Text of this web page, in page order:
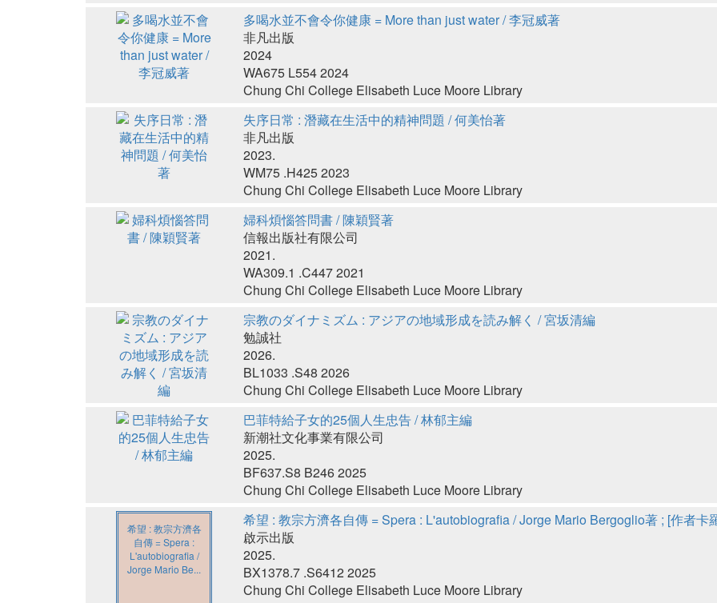
多喝水並不會令你健康 = More than just water / 李冠威著
非凡出版
2024
WA675 L554 2024
Chung Chi College Elisabeth Luce Moore Library
失序日常 : 潛藏在生活中的精神問題 / 何美怡著
非凡出版
2023.
WM75 .H425 2023
Chung Chi College Elisabeth Luce Moore Library
婦科煩惱答問書 / 陳穎賢著
信報出版社有限公司
2021.
WA309.1 .C447 2021
Chung Chi College Elisabeth Luce Moore Library
宗教のダイナミズム : アジアの地域形成を読み解く / 宮坂清編
勉誠社
2026.
BL1033 .S48 2026
Chung Chi College Elisabeth Luce Moore Library
巴菲特給子女的25個人生忠告 / 林郁主編
新潮社文化事業有限公司
2025.
BF637.S8 B246 2025
Chung Chi College Elisabeth Luce Moore Library
希望 : 教宗方濟各
自傳 = Spera :
L'autobiografia /
Jorge Mario Be...
希望 : 教宗方濟各自傳 = Spera : L'autobiografia / Jorge Mario Bergoglio著 ; [作者卡
啟示出版
2025.
BX1378.7 .S6412 2025
Chung Chi College Elisabeth Luce Moore Library